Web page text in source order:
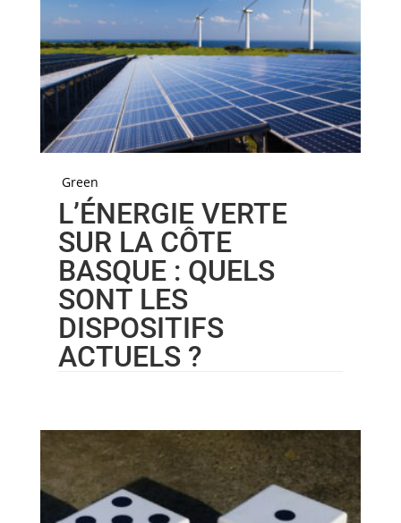
Green
L’ÉNERGIE VERTE
SUR LA CÔTE
BASQUE : QUELS
SONT LES
DISPOSITIFS
ACTUELS ?